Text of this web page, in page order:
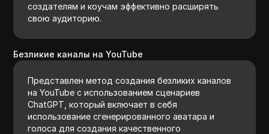
создателям и коучам эффективно расширять
свою аудиторию.
Безликие каналы на YouTube
Представлен метод создания безликих каналов
на YouTube с использованием сценариев
ChatGPT, который включает в себя
использование сгенерированного аватара и
голоса для создания качественного